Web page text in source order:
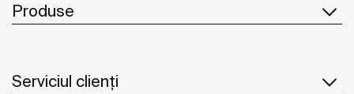
Produse
Serviciul clienți